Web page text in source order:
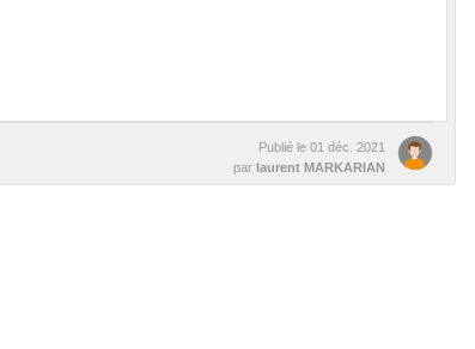
Publié le 01 déc. 2021
par laurent MARKARIAN